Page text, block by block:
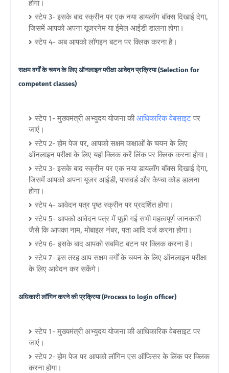
होगा।
स्टेप 3- इसके बाद स्क्रीन पर एक नया डायलॉग बॉक्स दिखाई देगा,
जिसमें आपको अपना यूजरनेम या ईमेल आईडी डालना होगा।
स्टेप 4- अब आपको लॉगइन बटन पर क्लिक करना है।
सक्षम वर्गों के चयन के लिए ऑनलाइन परीक्षा आवेदन प्रक्रिया (Selection for
competent classes)
स्टेप 1- मुख्यमंत्री अभ्युदय योजना कीआधिकारिक वेबसाइट पर
जाएं।
स्टेप 2- होम पेज पर, आपको सक्षम कक्षाओं के चयन के लिए
ऑनलाइन परीक्षा के लिए यहां क्लिक करें लिंक पर क्लिक करना होगा।
स्टेप 3- इसके बाद स्क्रीन पर एक नया डायलॉग बॉक्स दिखाई देगा,
जिसमें आपको अपना यूजर आईडी, पासवर्ड और कैप्चा कोड डालना
होगा।
स्टेप 4- आवेदन पत्र पृष्ठ स्क्रीन पर प्रदर्शित होगा।
स्टेप 5- आपको आवेदन पत्र में पूछी गई सभी महत्वपूर्ण जानकारी
जैसे कि आपका नाम, मोबाइल नंबर, पता आदि दर्ज करना होगा।
स्टेप 6- इसके बाद आपको सबमिट बटन पर क्लिक करना है।
स्टेप 7- इस तरह आप सक्षम वर्गों के चयन के लिए ऑनलाइन परीक्षा
के लिए आवेदन कर सकेंगे।
अधिकारी लॉगिन करने की प्रक्रिया (Process to login officer)
स्टेप 1- मुख्यमंत्री अभ्युदय योजना की आधिकारिक वेबसाइट पर
जाएं।
स्टेप 2- होम पेज पर आपको लॉगिन एस ऑफिसर के लिंक पर क्लिक
करना होगा।